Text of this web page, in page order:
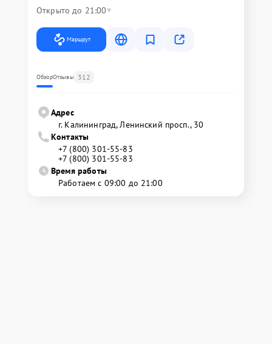
Открыто до 21:00
Маршрут
ОбзорОтзывы 312
Адрес
г. Калининград, Ленинский просп., 30
Контакты
+7 (800) 301-55-83
+7 (800) 301-55-83
Время работы
Работаем с 09:00 до 21:00